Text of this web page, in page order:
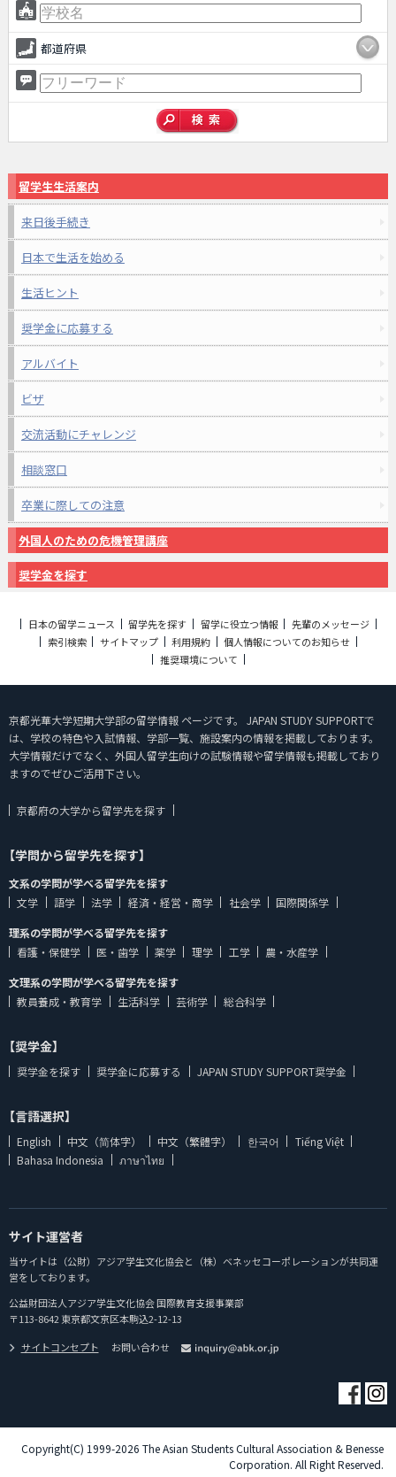
都道府県
留学生生活案内
来日後手続き
日本で生活を始める
生活ヒント
奨学金に応募する
アルバイト
ビザ
交流活動にチャレンジ
相談窓口
卒業に際しての注意
外国人のための危機管理講座
奨学金を探す
日本の留学ニュース 留学先を探す 留学に役立つ情報
先輩のメッセージ
索引検索
サイトマップ 利用規約
個人情報についてのお知らせ
推奨環境について
京都光華大学短期大学部の留学情報 ページです。 JAPAN STUDY SUPPORTで
は、学校の特色や入試情報、学部一覧、施設案内の情報を掲載しております。
大学情報だけでなく、外国人留学生向けの試験情報や留学情報も掲載しており
ますのでぜひご活用下さい。
京都府の大学から留学先を探す
【学問から留学先を探す】
文系の学問が学べる留学先を探す
文学
語学 法学 経済・経営・商学 社会学
国際関係学
理系の学問が学べる留学先を探す
看護・保健学
医・歯学 薬学 理学 工学
農・水産学
文理系の学問が学べる留学先を探す
教員養成・教育学
生活科学 芸術学 総合科学
【奨学金】
奨学金を探す 奨学金に応募する JAPAN STUDY SUPPORT奨学金
【言語選択】
English 中文（简体字） 中文（繁體字） 한국어
Tiếng Việt
Bahasa Indonesia
ภาษาไทย
サイト運営者
当サイトは（公財）アジア学生文化協会と（株）ベネッセコーポレーションが共同運
営をしております。
公益財団法人アジア学生文化協会 国際教育支援事業部
〒113-8642 東京都文京区本駒込2-12-13
サイトコンセプト
お問い合わせ
Copyright(C) 1999-2026 The Asian Students Cultural Association & Benesse
Corporation. All Right Reserved.